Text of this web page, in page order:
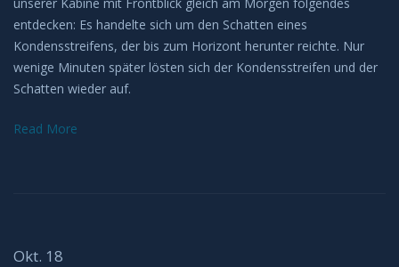
Weißlicht
H-Alpha
entdecken: Es handelte sich um den Schatten eines
Kondensstreifens, der bis zum Horizont herunter reichte. Nur
wenige Minuten später lösten sich der Kondensstreifen und der
Schatten wieder auf.
Read More
Okt. 18